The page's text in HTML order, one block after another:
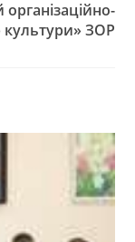
ЗОР